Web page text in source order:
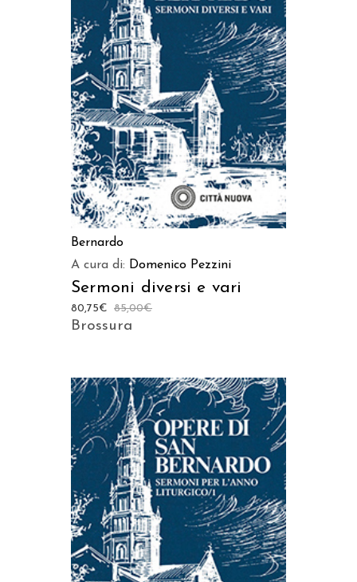
AGGIUNGI AL CARRELLO
Bernardo
A cura di: Domenico Pezzini
Sermoni diversi e vari
85,00€
80,75€
Brossura
AGGIUNGI AL CARRELLO